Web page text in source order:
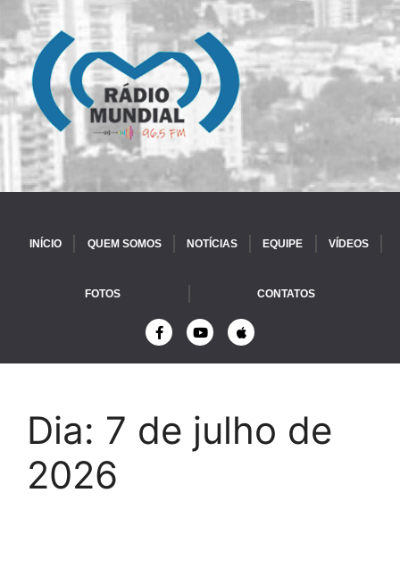
INÍCIO QUEM SOMOS NOTÍCIAS EQUIPE VÍDEOS
FOTOS CONTATOS
Dia: 7 de julho de
2026